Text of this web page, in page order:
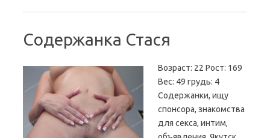
Содержанка Стася
Возраст: 22 Рост: 169
Вес: 49 грудь: 4
Содержанки, ищу
спонсора, знакомства
для секса, интим,